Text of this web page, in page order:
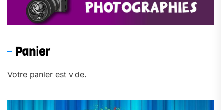
Panier
Votre panier est vide.